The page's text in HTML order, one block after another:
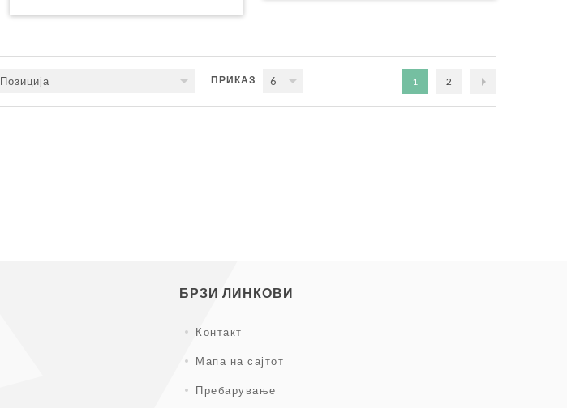
Позиција ПРИКАЗ 6 1 2
БРЗИ ЛИНКОВИ
Контакт
Мапа на сајтот
Пребарување